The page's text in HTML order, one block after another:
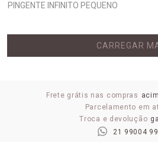
PINGENTE INFINITO PEQUENO
CARREGAR
Frete grátis nas compras
Parcelamento em
Troca e devolução
21 99004